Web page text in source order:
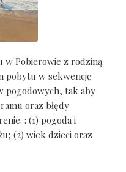
w Pobierowie z rodziną
pobytu w sekwencję
pogodowych, tak aby
oraz błędy
: (1) pogoda i
(2) wiek dzieci oraz